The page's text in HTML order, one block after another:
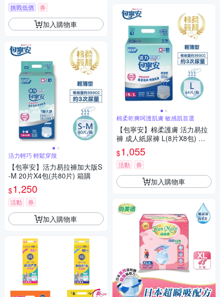
挑戰低價 券
加入購物車
活力輕巧 輕鬆穿脫
【包寧安】活力易拉褲加大版S
-M 20片X4包(共80片) 箱購
$1,250
活動 券
加入購物車
棉柔乾爽呵護肌膚 敏感肌首選
【包寧安】棉柔護膚 活力易拉
褲 成人紙尿褲 L(8片X8包) 箱
購
$1,055
活動 券
加入購物車